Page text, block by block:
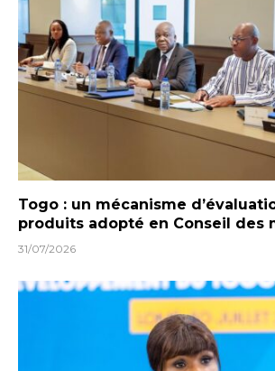
Togo : un mécanisme
produits adopté en Conseil des
31/07/2026